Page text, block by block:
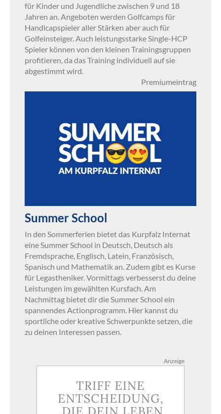
für Kinder und Jugendliche zwischen 9 und 18
Jahren an. Angeboten werden Golfcamps für
Handicapspieler aller Stärken aber auch für
Golfeinsteiger. Auch leistungsstarke Single-HCP
Spieler können von den kleinen Trainingsgruppen
profitieren, da das Training individuell auf sie
abgestimmt wird.
Premiumeintrag
Summer School
In den Sommerferien bietet das Kurpfalz Internat
eine Summer School in Deutsch, Deutsch als
Fremdsprache, Englisch, Latein, Französisch,
Spanisch und Mathematik an. Zudem gibt es Kurse
für Legastheniker. Vormittags verbesserst du deine
Leistungen im gewählten Kursfach. Am
Nachmittag bietet dir die Summer School ein
spannendes Actionprogramm. Hier kannst du
sportliche oder kreative Schwerpunkte setzen, die
zu deinen Interessen passen.
Anzeige